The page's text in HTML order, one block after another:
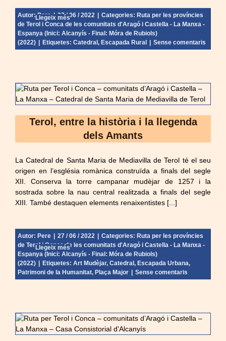
Autor:Pere | 27 / 06 / 2022 Categories: Ruta per les províncies
de Terol i Conca de les comunitats d'Aragó i Castella - La Manxa -
Espanya (Inici: Alcanyís - Final: Móra de Rubiols)
(2022)
Etiquetes: Catedral , Escapada Rural Sense comentaris
Llegeix més
Terol, entre la història i la llegenda
dels Amants
La Catedral de Santa Maria de Mediavilla de Terol té el seu
origen en l’església romànica construïda a finals del segle
XII. Conserva la torre campanar mudèjar de 1257 i la
sostrada sobre la nau central realitzada a finals del segle
XIII. També destaquen elements renaixentistes [...]
Autor: Pere 27 / 06 / 2022 Categories: Ruta per les províncies
de Terol i Conca de les comunitats d'Aragó i Castella - La Manxa -
Espanya (Inici: Alcanyís - Final: Móra de Rubiols)
(2022)
Etiquetes: Art Mudèjar, Catedral , Escapada Urbana,
Patrimoni de la Humanitat, Plaça Major Sense comentaris
Llegeix més